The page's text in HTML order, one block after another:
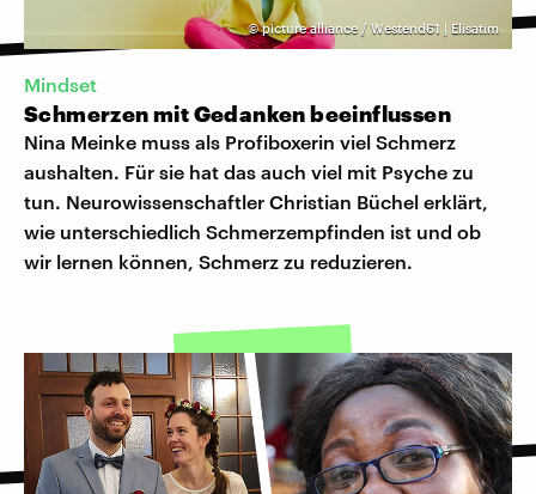
©picture alliance / Westend61 | Elisatim
Mindset
Schmerzen mit Gedanken beeinflussen
Nina Meinke muss als Profiboxerin viel Schmerz
aushalten. Für sie hat das auch viel mit Psyche zu
tun. Neurowissenschaftler Christian Büchel erklärt,
wie unterschiedlich Schmerzempfinden ist und ob
wir lernen können, Schmerz zu reduzieren.